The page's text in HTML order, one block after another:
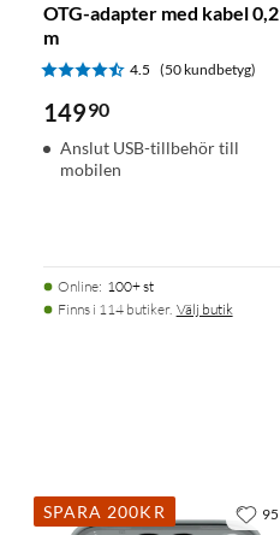
OTG-adapter med kabel 0,2
m
4.5 (50 kundbetyg)
14990
Anslut USB-tillbehör till
mobilen
Online: 100+ st
Finns i 114 butiker. Välj butik
SPARA 200KR 95